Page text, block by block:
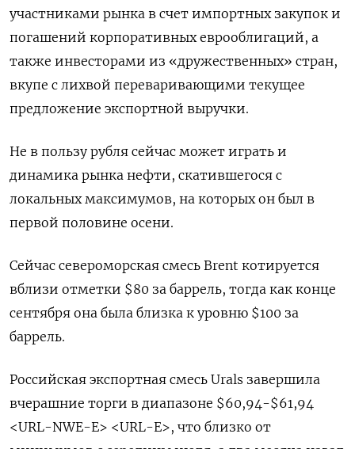
участниками рынка в счет импортных закупок и
погашений корпоративных еврооблигаций, а
также инвесторами из «дружественных» стран,
вкупе с лихвой переваривающими текущее
предложение экспортной выручки.
Не в пользу рубля сейчас может играть и
динамика рынка нефти, скатившегося с
локальных максимумов, на которых он был в
первой половине осени.
Сейчас североморская смесь Brent котируется
вблизи отметки $80 за баррель, тогда как конце
сентября она была близка к уровню $100 за
баррель.
Российская экспортная смесь Urals завершила
вчерашние торги в диапазоне $60,94-$61,94
<URL-NWE-E> <URL-E>, что близко от